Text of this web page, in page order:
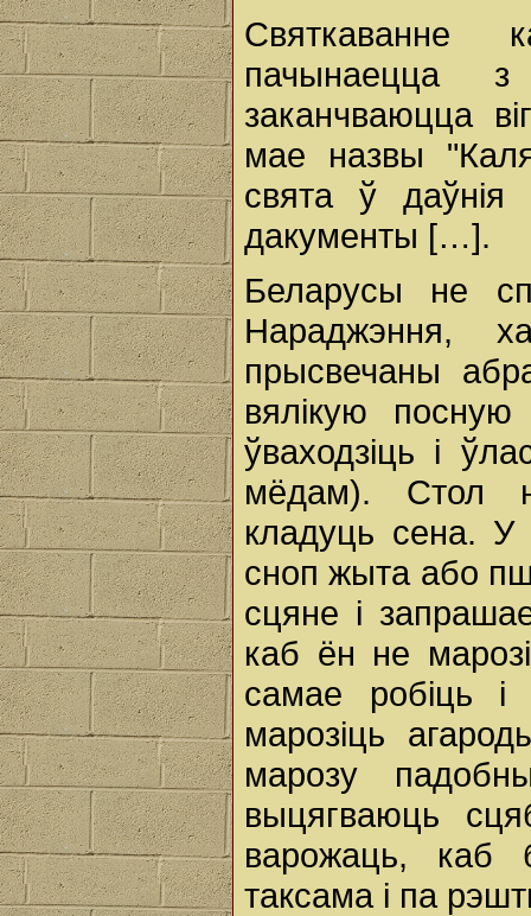
Святкаванне
пачынаецца з
заканчваюцца
мае назвы
свята ў
дакументы […].
Беларусы не
Нараджэння,
прысвечаны
вялікую
ўваходзіць і
мёдам). Стол
кладуць сена. У
сноп жыта або
сцяне і
каб ён не
самае робіць
марозіць
марозу
выцягваюць
варожаць, каб
таксама і па